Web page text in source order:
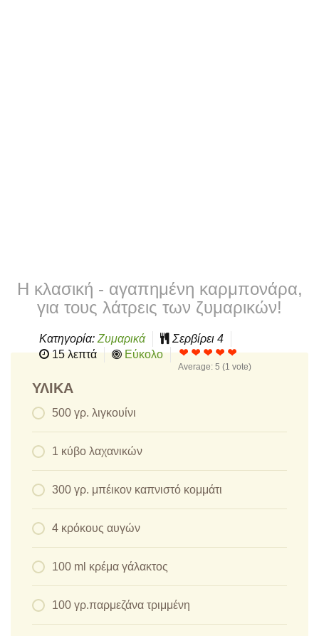
Η κλασική - αγαπημένη καρμπονάρα,
για τους λάτρεις των ζυμαρικών!
Κατηγορία: Ζυμαρικά Σερβίρει 4
15 λεπτά
Εύκολο
Average: 5 (1 vote)
ΥΛΙΚΆ
500 γρ. λιγκουίνι
1 κύβο λαχανικών
300 γρ. μπέικον καπνιστό κομμάτι
4 κρόκους αυγών
100 ml κρέμα γάλακτος
100 γρ.παρμεζάνα τριμμένη